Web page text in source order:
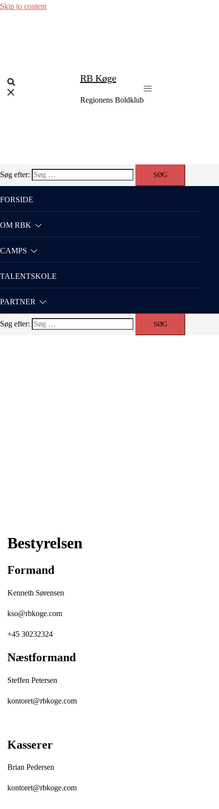
Skip to content
RB Køge
Regionens Boldklub
Søg efter:
FORSIDE
OM RBK
CAMPS
TALENTSKOLE
PARTNER
Søg efter:
Bestyrelsen
Formand
Kenneth Sørensen
kso@rbkoge.com
+45 30232324
Næstformand
Steffen Petersen
kontoret@rbkoge.com
Kasserer
Brian Pedersen
kontoret@rbkoge.com